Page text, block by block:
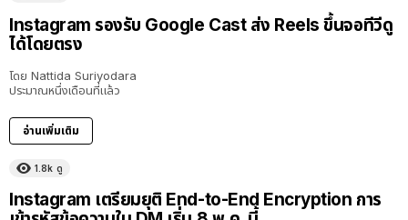
Instagram รองรับ Google Cast ส่ง Reels ขึ้นจอทีวีดู
ได้โดยตรง
โดย Nattida Suriyodara
ประมาณหนึ่งเดือนที่แล้ว
อ่านเพิ่มเติม
1.8k ดู
Instagram เตรียมยุติ End-to-End Encryption การ